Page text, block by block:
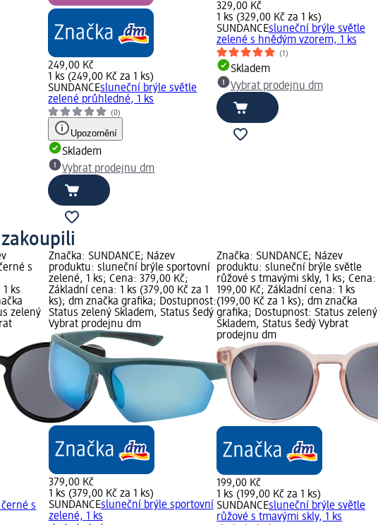
249,00 Kč
1 ks (249,00 Kč za 1 ks)
SUNDANCEsluneční brýle světle
zelené průhledné, 1 ks
(0)
Upozornění
Skladem
Vybrat prodejnu dm
329,00 Kč
1 ks (329,00 Kč za 1 ks)
SUNDANCEsluneční brýle světle
zelené s hnědým vzorem, 1 ks
(1)
Skladem
Vybrat prodejnu dm
s
ks
zelený
s
Značka: SUNDANCE; Název
produktu: sluneční brýle sportovní
zelené, 1 ks; Cena: 379,00 Kč;
Základní cena: 1 ks (379,00 Kč za 1
ks); dm značka grafika; Dostupnost:
Status zelený Skladem, Status šedý
Vybrat prodejnu dm
379,00 Kč
1 ks (379,00 Kč za 1 ks)
SUNDANCEsluneční brýle sportovní
zelené, 1 ks
Značka: SUNDANCE; Název
produktu: sluneční brýle světle
růžové s tmavými skly, 1 ks; Cena:
199,00 Kč; Základní cena: 1 ks
(199,00 Kč za 1 ks); dm značka
grafika; Dostupnost: Status zelený
Skladem, Status šedý Vybrat
prodejnu dm
199,00 Kč
1 ks (199,00 Kč za 1 ks)
SUNDANCEsluneční brýle světle
růžové s tmavými skly, 1 ks